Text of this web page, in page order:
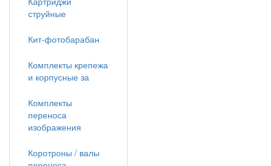
струйные
Кит-фотобарабан
Комплекты крепежа
и корпусные за
Комплекты
переноса
изображения
Коротроны / валы